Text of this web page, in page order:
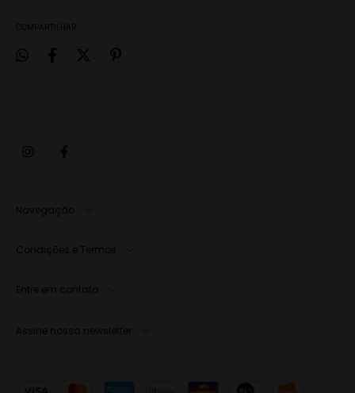
COMPARTILHAR
Navegação
Condições e Termos
Entre em contato
Assine nossa newsletter